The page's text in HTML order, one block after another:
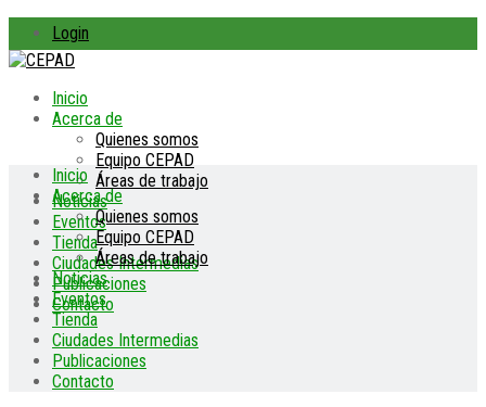
Login
Inicio
Acerca de
Quienes somos
Equipo CEPAD
Áreas de trabajo
Noticias
Eventos
Tienda
Ciudades Intermedias
Publicaciones
Contacto
Inicio
Acerca de
Quienes somos
Equipo CEPAD
Áreas de trabajo
Noticias
Eventos
Tienda
Ciudades Intermedias
Publicaciones
Contacto